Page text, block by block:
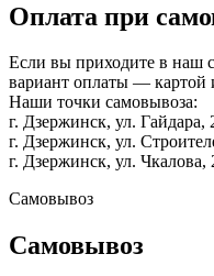
Оплата при
Если вы приходите в наш
вариант оплаты —
Наши точки самовывоза:
г. Дзержинск, ул.
г. Дзержинск, ул.
г. Дзержинск, ул.
Самовывоз
Самовывоз